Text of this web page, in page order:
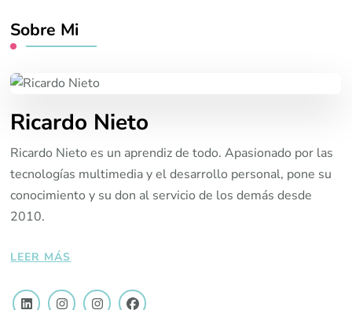
Sobre Mi
Ricardo Nieto
Ricardo Nieto es un aprendiz de todo. Apasionado por las
tecnologías multimedia y el desarrollo personal, pone su
conocimiento y su don al servicio de los demás desde
2010.
LEER MÁS